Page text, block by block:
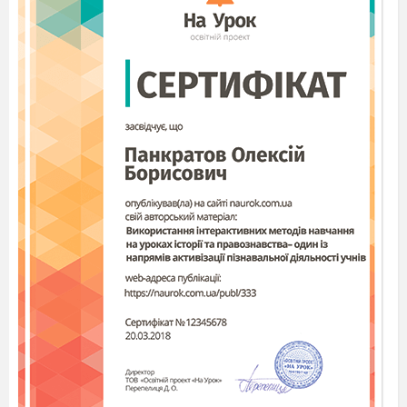
1. Організація групи.
- Сьогодні ми вирушимо на прогулянку з
основною метою: відпочити, набратися сил,
поговорити про важливість здоров’я в нашому
житті.
1.1. Інструктаж з техніки безпеки на вулиці.
- Пригадайте правила поведінки під час
прогулянки.
Вправа «Мозковий штурм».
- Що є основою здоров’я?
- Чому потрібно берегти здоров’я?
- Що слід робити, щоб бути здоровим?
3. Розповідь вчителя про важливість
здоров’я.
Здоров'я - один із найбільших подарунків
людині від природи, і кожен з віком розуміє це